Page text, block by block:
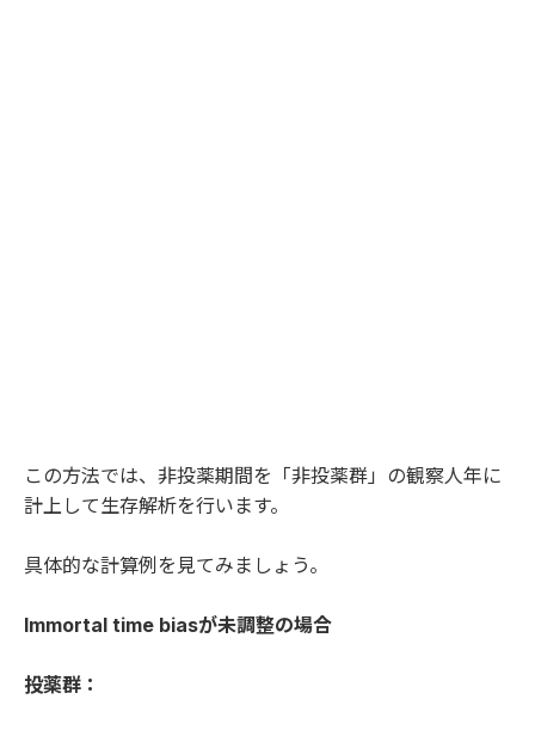
この方法では、非投薬期間を「非投薬群」の観察人年に
計上して生存解析を行います。
具体的な計算例を見てみましょう。
Immortal time biasが未調整の場合
投薬群：